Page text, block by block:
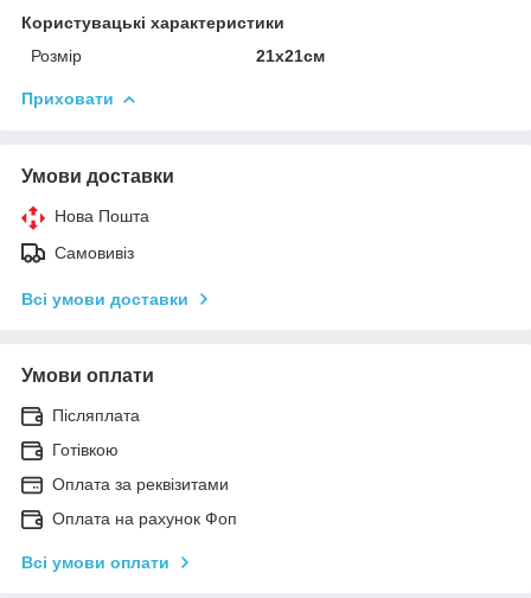
Користувацькі характеристики
Розмір
21х21см
Приховати
Умови доставки
Нова Пошта
Самовивіз
Всі умови доставки
Умови оплати
Післяплата
Готівкою
Оплата за реквізитами
Оплата на рахунок Фоп
Всі умови оплати